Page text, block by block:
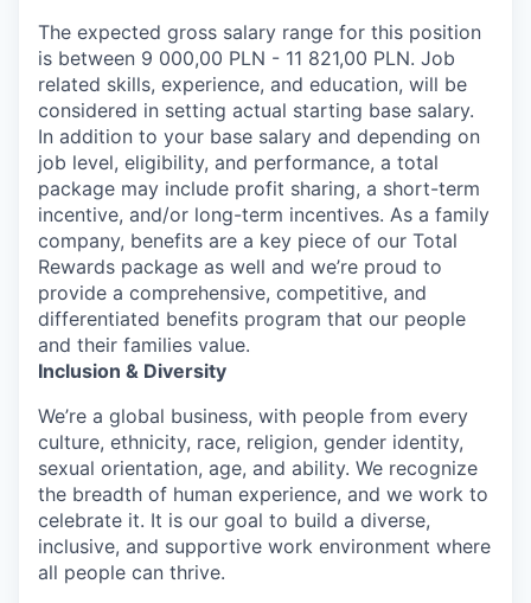
The expected gross salary range for this position
is between 9 000,00 PLN - 11 821,00 PLN. Job
related skills, experience, and education, will be
considered in setting actual starting base salary.
In addition to your base salary and depending on
job level, eligibility, and performance, a total
package may include profit sharing, a short-term
incentive, and/or long-term incentives. As a family
company, benefits are a key piece of our Total
Rewards package as well and we’re proud to
provide a comprehensive, competitive, and
differentiated benefits program that our people
and their families value.
Inclusion & Diversity
We’re a global business, with people from every
culture, ethnicity, race, religion, gender identity,
sexual orientation, age, and ability. We recognize
the breadth of human experience, and we work to
celebrate it. It is our goal to build a diverse,
inclusive, and supportive work environment where
all people can thrive.